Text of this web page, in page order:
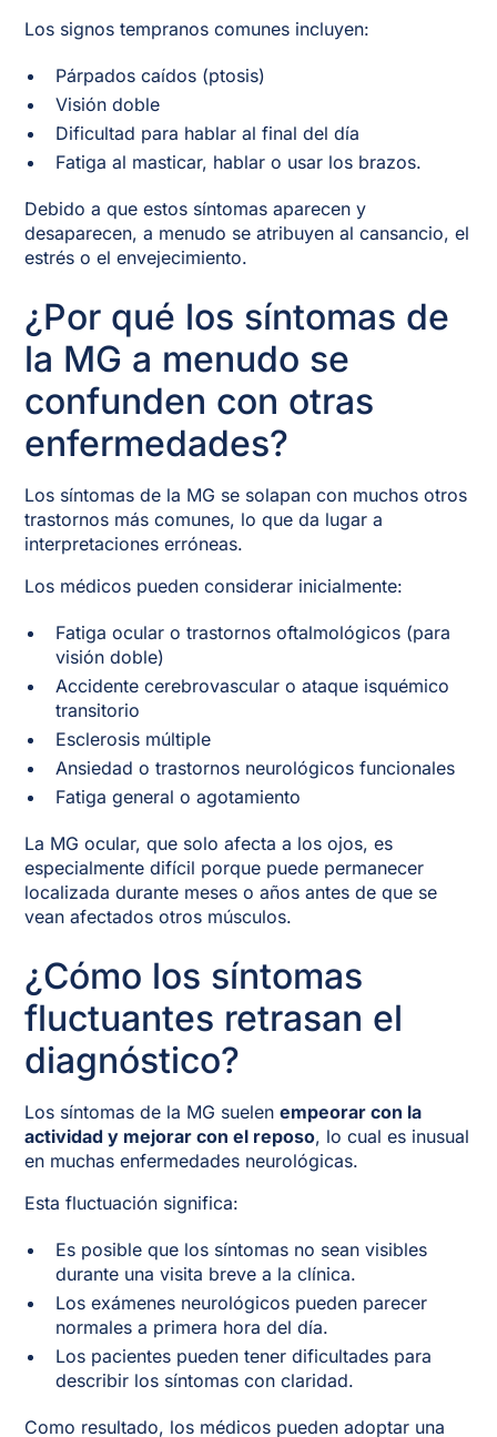
Los signos tempranos comunes incluyen:
Párpados caídos (ptosis)
Visión doble
Dificultad para hablar al final del día
Fatiga al masticar, hablar o usar los brazos.
Debido a que estos síntomas aparecen y
desaparecen, a menudo se atribuyen al cansancio, el
estrés o el envejecimiento.
¿Por qué los síntomas de
la MG a menudo se
confunden con otras
enfermedades?
Los síntomas de la MG se solapan con muchos otros
trastornos más comunes, lo que da lugar a
interpretaciones erróneas.
Los médicos pueden considerar inicialmente:
Fatiga ocular o trastornos oftalmológicos (para
visión doble)
Accidente cerebrovascular o ataque isquémico
transitorio
Esclerosis múltiple
Ansiedad o trastornos neurológicos funcionales
Fatiga general o agotamiento
La MG ocular, que solo afecta a los ojos, es
especialmente difícil porque puede permanecer
localizada durante meses o años antes de que se
vean afectados otros músculos.
¿Cómo los síntomas
fluctuantes retrasan el
diagnóstico?
Los síntomas de la MG suelenempeorar con la
actividad y mejorar con el reposo, lo cual es inusual
en muchas enfermedades neurológicas.
Esta fluctuación significa:
Es posible que los síntomas no sean visibles
durante una visita breve a la clínica.
Los exámenes neurológicos pueden parecer
normales a primera hora del día.
Los pacientes pueden tener dificultades para
describir los síntomas con claridad.
Como resultado, los médicos pueden adoptar una